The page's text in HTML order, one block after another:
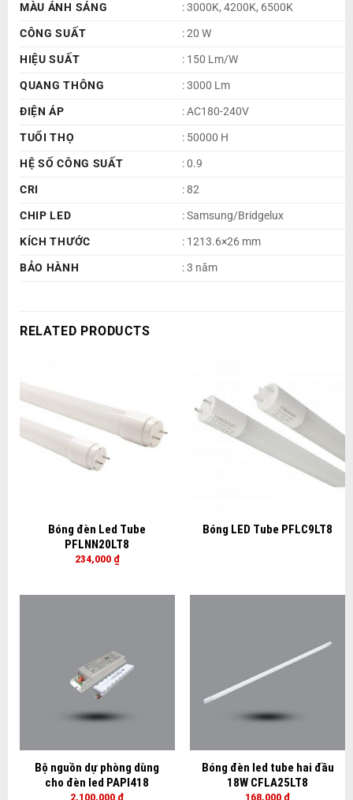
MÀU ÁNH SÁNG
: 3000K, 4200K, 6500K
CÔNG SUẤT
: 20 W
HIỆU SUẤT
: 150 Lm/W
QUANG THÔNG
: 3000 Lm
ĐIỆN ÁP
: AC180-240V
TUỔI THỌ
: 50000 H
HỆ SỐ CÔNG SUẤT
: 0.9
CRI
: 82
CHIP LED
: Samsung/Bridgelux
KÍCH THƯỚC
: 1213.6×26 mm
BẢO HÀNH
: 3 năm
RELATED PRODUCTS
Bóng đèn Led Tube
PFLNN20LT8
234,000 ₫
Bóng LED Tube PFLC9LT8
Bộ nguồn dự phòng dùng
cho đèn led PAPI418
2,100,000 ₫
Bóng đèn led tube hai đầu
18W CFLA25LT8
168,000 ₫